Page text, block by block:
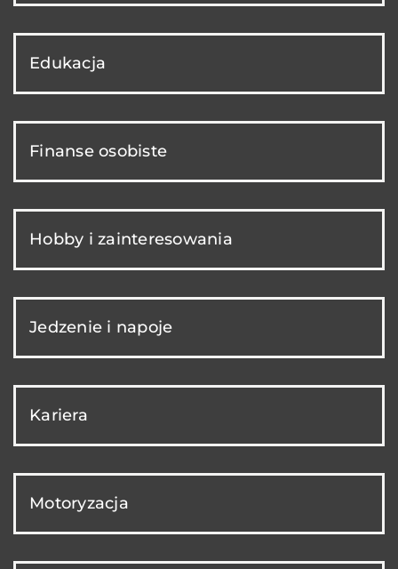
Edukacja
Finanse osobiste
Hobby i zainteresowania
Jedzenie i napoje
Kariera
Motoryzacja